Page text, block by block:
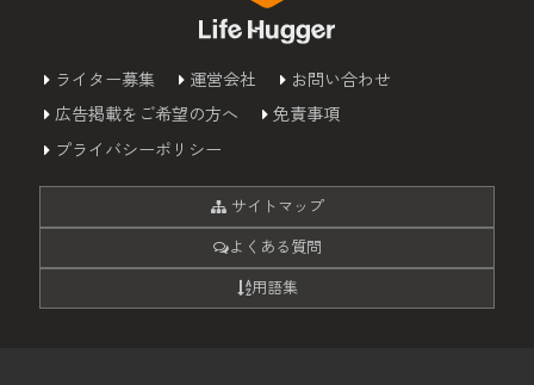
ライター募集 運営会社
お問い合わせ
広告掲載をご希望の方へ
免責事項
プライバシーポリシー
サイトマップ
よくある質問
用語集